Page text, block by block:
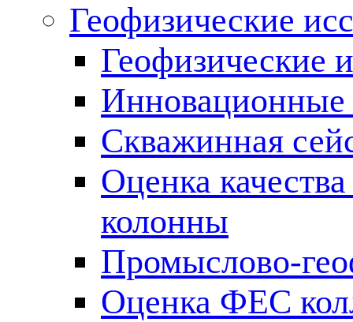
Геофизические
Геофизические
Инновационные
Скважинная
Оценка
колонны
Промыслово-
Оценка ФЕС